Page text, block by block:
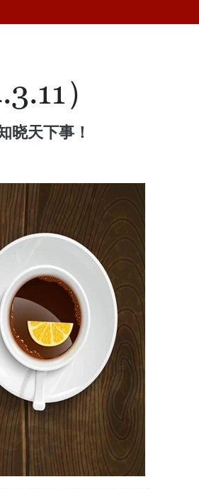
）
晓天下事！